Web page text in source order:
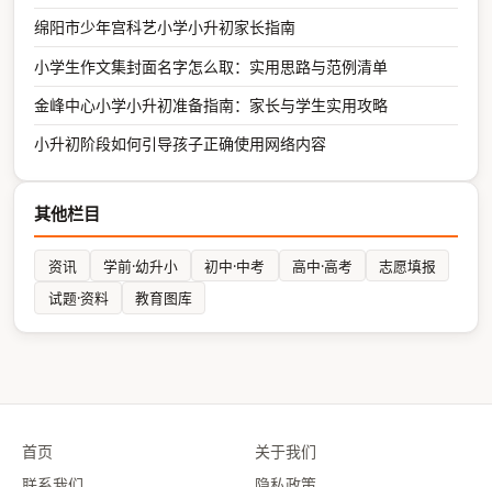
绵阳市少年宫科艺小学小升初家长指南
小学生作文集封面名字怎么取：实用思路与范例清单
金峰中心小学小升初准备指南：家长与学生实用攻略
小升初阶段如何引导孩子正确使用网络内容
其他栏目
资讯 学前·幼升小 初中·中考 高中·高考
志愿填报
试题·资料
教育图库
首页
关于我们